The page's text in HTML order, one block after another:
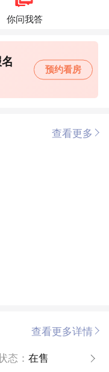
你问我答
预约看房
查看更多
查看更多详情
态： 在售